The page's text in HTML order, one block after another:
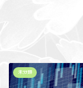
未分類